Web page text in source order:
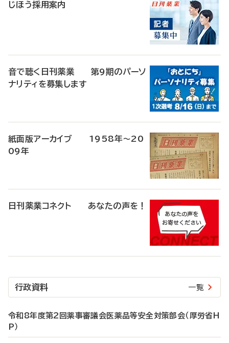
じほう採用案内
音で聴く日刊薬業 第9期のパーソ
ナリティを募集します
紙面版アーカイブ 1958年～20
09年
日刊薬業コネクト あなたの声を！
行政資料 一覧
令和8年度第2回薬事審議会医薬品等安全対策部会（厚労省H
P）